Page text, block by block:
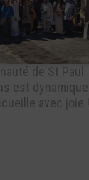
de St Paul
est dynamique
avec joie !